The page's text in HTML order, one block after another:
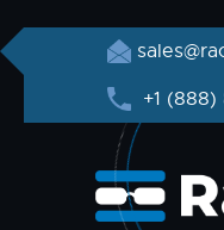
+1 (888)